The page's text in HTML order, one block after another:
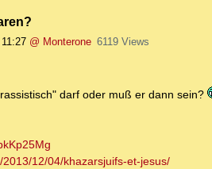
@ Monterone 6119 Views
darf oder muß er dann sein?
12/04/khazarsjuifs-et-jesus/